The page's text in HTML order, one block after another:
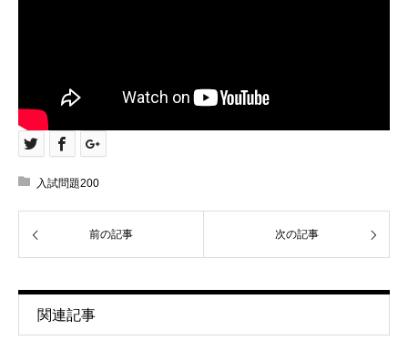
入試問題200
前の記事 次の記事
関連記事